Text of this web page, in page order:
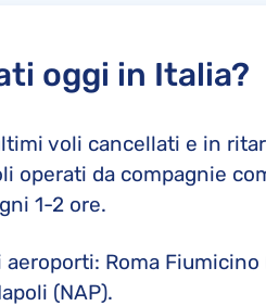
oggi in Italia?
voli cancellati e in
operati da compagnie
1-2 ore.
Roma Fiumicino
(NAP).